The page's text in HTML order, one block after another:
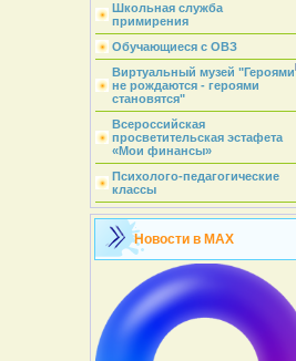
Школьная служба
примирения
Обучающиеся с ОВЗ
Виртуальный музей "Героями
не рождаются - героями
становятся"
Всероссийская
просветительская эстафета
«Мои финансы»
Психолого-педагогические
классы
Новости в MAX